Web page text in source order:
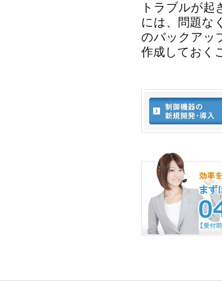
トラブルが起
には、問題な
のバックアッ
作成しておく